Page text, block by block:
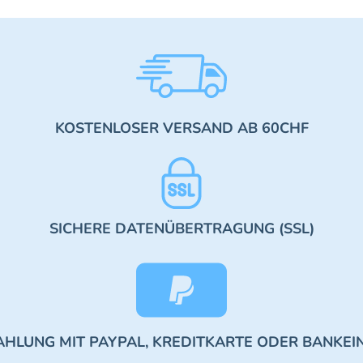
KOSTENLOSER VERSAND AB 60CHF
SICHERE DATENÜBERTRAGUNG (SSL)
MIT PAYPAL, KREDITKARTE ODER